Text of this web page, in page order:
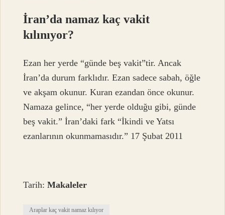
İran’da namaz kaç vakit
kılınıyor?
Ezan her yerde “günde beş vakit”tir. Ancak
İran’da durum farklıdır. Ezan sadece sabah, öğle
ve akşam okunur. Kuran ezandan önce okunur.
Namaza gelince, “her yerde olduğu gibi, günde
beş vakit.” İran’daki fark “İkindi ve Yatsı
ezanlarının okunmamasıdır.” 17 Şubat 2011
Tarih:Makaleler
Araplar kaç vakit namaz kılıyor